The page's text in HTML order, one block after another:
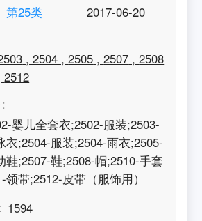
第25类
2017-06-20
,2504 ,2505 ,2507 ,2508
2512
婴儿全套衣;2502-服装;2503-
衣;2504-服装;2504-雨衣;2505-
鞋;2507-鞋;2508-帽;2510-手套
领带;2512-皮带（服饰用）
1594